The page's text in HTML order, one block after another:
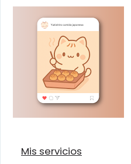
Mis servicios